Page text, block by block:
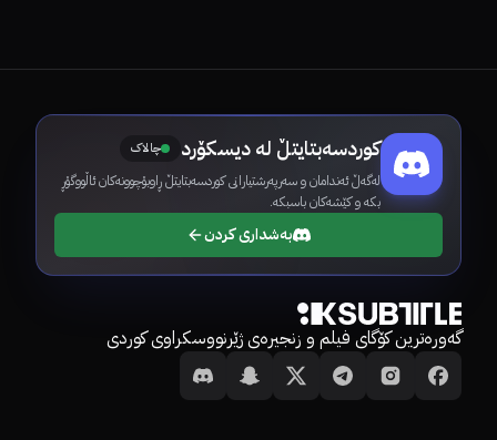
کوردسەبتایتڵ لە دیسکۆرد چالاک
لەگەڵ ئەندامان و سەرپەرشتیارانی کوردسەبتایتڵ ڕاوبۆچوونەکان ئاڵووگۆڕ
بکە و کێشەکان باسبکە.
بەشداری کردن
گەورەترین کۆگای فیلم و زنجیرەی ژێرنووسکراوی کوردی